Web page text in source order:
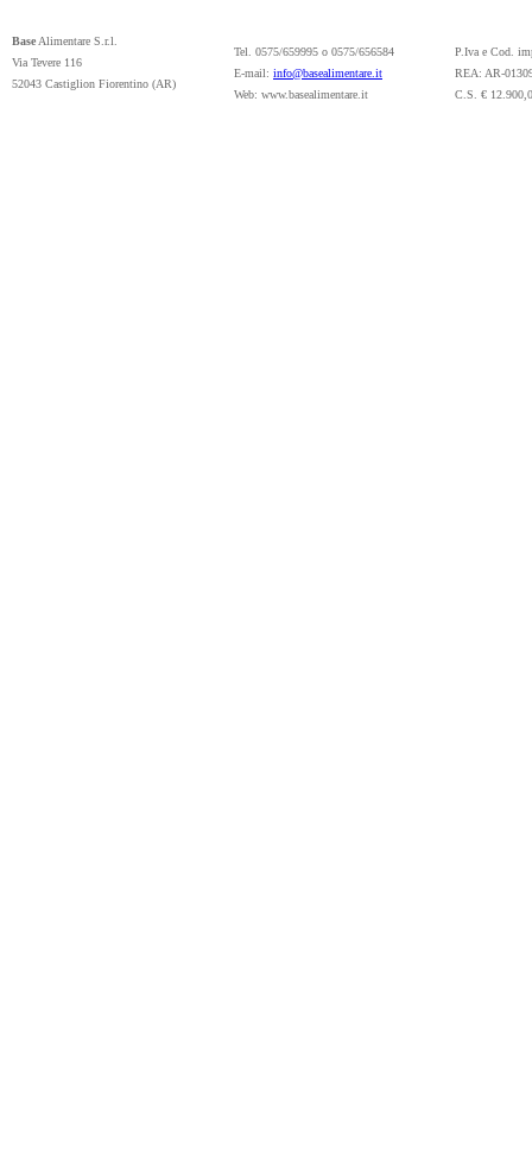
BaseAlimentare S.r.l.
Via Tevere 116
52043 Castiglion Fiorentino (AR)
Tel. 0575/659995 o 0575/656584
E-mail: info@basealimentare.it
Web: www.basealimentare.it
P.Iva e Cod.
REA: AR-
C.S. €